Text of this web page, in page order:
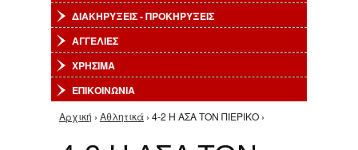
ΔΙΑΚΗΡΥΞΕΙΣ - ΠΡΟΚΗΡΥΞΕΙΣ
ΑΓΓΕΛΙΕΣ
ΧΡΗΣΙΜΑ
ΕΠΙΚΟΙΝΩΝΙΑ
Είστε εδώ
Αρχική › Αθλητικά › 4-2 Η ΑΣΑ ΤΟΝ ΠΙΕΡΙΚΟ ›